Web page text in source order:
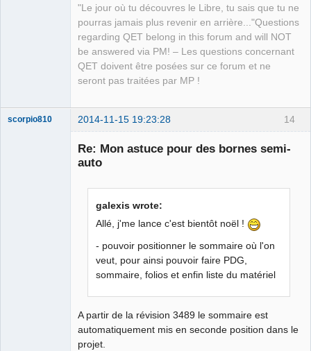
"Le jour où tu découvres le Libre, tu sais que tu ne
pourras jamais plus revenir en arrière..."Questions
regarding QET belong in this forum and will NOT
be answered via PM! – Les questions concernant
QET doivent être posées sur ce forum et ne
seront pas traitées par MP !
14
scorpio810 2014-11-15 19:23:28
Re: Mon astuce pour des bornes semi-
auto
galexis wrote:
Allé, j'me lance c'est bientôt noël !
- pouvoir positionner le sommaire où l'on
veut, pour ainsi pouvoir faire PDG,
sommaire, folios et enfin liste du matériel
A partir de la révision 3489 le sommaire est
automatiquement mis en seconde position dans le
projet.